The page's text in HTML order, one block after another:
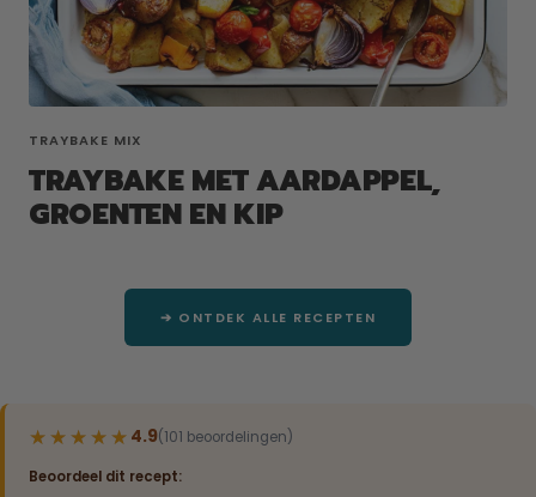
TRAYBAKE MIX
TRAYBAKE MET AARDAPPEL,
GROENTEN EN KIP
➔ ONTDEK ALLE RECEPTEN
★★★★★
★★★★★ 4.9(101 beoordelingen)
Beoordeel dit recept: